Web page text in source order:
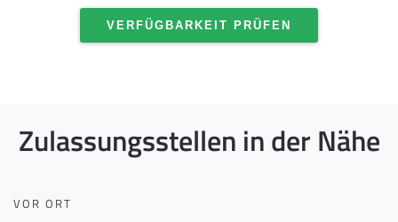
VERFÜGBARKEIT PRÜFEN
Zulassungsstellen in der Nähe
VOR ORT